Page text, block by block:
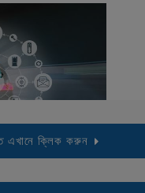
এখানে ক্লিক করুন